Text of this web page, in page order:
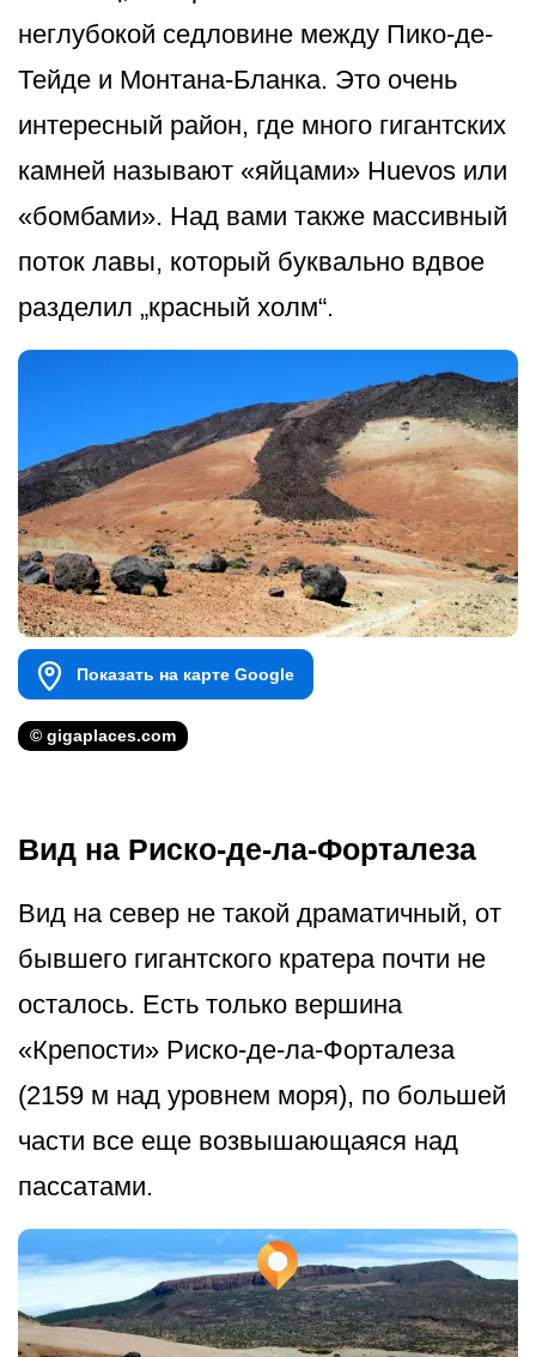
неглубокой седловине между Пико-де-
Тейде и Монтана-Бланка. Это очень
интересный район, где много гигантских
камней называют «яйцами» Huevos или
«бомбами». Над вами также массивный
поток лавы, который буквально вдвое
разделил „красный холм“.
Показать на карте Google
© gigaplaces.com
Вид на Риско-де-ла-Форталеза
Вид на север не такой драматичный, от
бывшего гигантского кратера почти не
осталось. Есть только вершина
«Крепости» Риско-де-ла-Форталеза
(2159 м над уровнем моря), по большей
части все еще возвышающаяся над
пассатами.